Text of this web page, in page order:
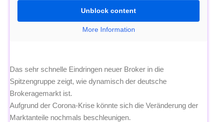
Unblock content
More Information
Das sehr schnelle Eindringen neuer Broker in die
Spitzengruppe zeigt, wie dynamisch der deutsche
Brokeragemarkt ist.
Aufgrund der Corona-Krise könnte sich die Veränderung der
Marktanteile nochmals beschleunigen.